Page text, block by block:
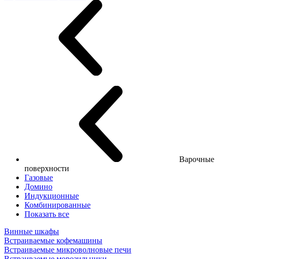
Варочные
поверхности
Газовые
Домино
Индукционные
Комбинированные
Показать все
Винные шкафы
Встраиваемые кофемашины
Встраиваемые микроволновые печи